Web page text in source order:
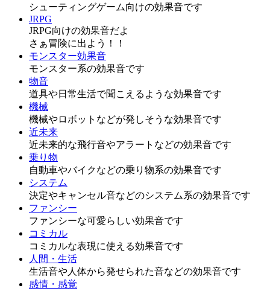
シューティングゲーム向けの効果音です
JRPG
JRPG向けの効果音だよ
さぁ冒険に出よう！！
モンスター効果音
モンスター系の効果音です
物音
道具や日常生活で聞こえるような効果音です
機械
機械やロボットなどが発しそうな効果音です
近未来
近未来的な飛行音やアラートなどの効果音です
乗り物
自動車やバイクなどの乗り物系の効果音です
システム
決定やキャンセル音などのシステム系の効果音です
ファンシー
ファンシーな可愛らしい効果音です
コミカル
コミカルな表現に使える効果音です
人間・生活
生活音や人体から発せられた音などの効果音です
感情・感覚